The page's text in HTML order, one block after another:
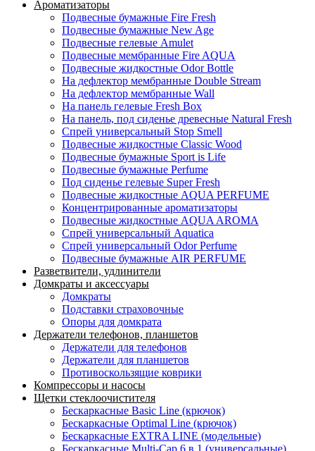
Ароматизаторы
Подвесные бумажные Fire Fresh
Подвесные бумажные New Age
Подвесные гелевые Amulet
Подвесные мембранные Fire AQUA
Подвесные жидкостные Odor Bottle
На дефлектор мембранные Double Stream
На дефлектор мембранные Wall
На панель гелевые Fresh Box
На панель, под сиденье древесные Natural Fresh
Спрей универсальный Stop Smell
Подвесные жидкостные Classic Wood
Подвесные бумажные Sport is Life
Подвесные бумажные Perfume
Под сиденье гелевые Super Fresh
Подвесные жидкостные AQUA PERFUME
Концентрированные ароматизаторы
Подвесные жидкостные AQUA AROMA
Спрей универсальный Aquatica
Спрей универсальный Odor Perfume
Подвесные бумажные AIR PERFUME
Разветвители, удлинители
Домкраты и аксессуары
Домкраты
Подставки страховочные
Опоры для домкрата
Держатели телефонов, планшетов
Держатели для телефонов
Держатели для планшетов
Противоскользящие коврики
Компрессоры и насосы
Щетки стеклоочистителя
Бескаркасные Basic Line (крючок)
Бескаркасные Optimal Line (крючок)
Бескаркасные EXTRA LINE (модельные)
Бескаркасные Multi-Cap 6 в 1 (универсальные)